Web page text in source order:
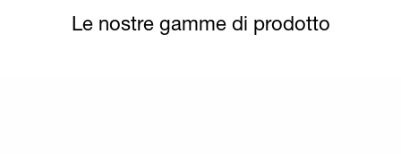
Le nostre gamme di prodotto